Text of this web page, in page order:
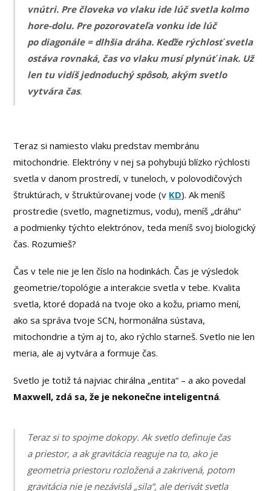
vnútri. Pre človeka vo vlaku ide lúč svetla kolmo
hore-dolu. Pre pozorovateľa vonku ide lúč
po diagonále = dlhšia dráha. Keďže rýchlosť svetla
ostáva rovnaká, čas vo vlaku musí plynúť inak. Už
len tu vidíš jednoduchý spôsob, akým svetlo
vytvára čas.
Teraz si namiesto vlaku predstav membránu
mitochondrie. Elektróny v nej sa pohybujú blízko rýchlosti
svetla v danom prostredí, v tuneloch, v polovodičových
štruktúrach, v štruktúrovanej vode (v KD). Ak meníš
prostredie (svetlo, magnetizmus, vodu), meníš „dráhu“
a podmienky týchto elektrónov, teda meníš svoj biologický
čas. Rozumieš?
Čas v tele nie je len číslo na hodinkách. Čas je výsledok
geometrie/topológie a interakcie svetla v tebe. Kvalita
svetla, ktoré dopadá na tvoje oko a kožu, priamo mení,
ako sa správa tvoje SCN, hormonálna sústava,
mitochondrie a tým aj to, ako rýchlo starneš. Svetlo nie len
meria, ale aj vytvára a formuje čas.
Svetlo je totiž tá najviac chirálna „entita“ – a ako povedal
Maxwell, zdá sa, že je nekonečne inteligentná.
Teraz si to spojme dokopy. Ak svetlo definuje čas
a priestor, a ak gravitácia reaguje na to, ako je
geometria priestoru rozložená a zakrivená, potom
gravitácia nie je nezávislá „sila“, ale derivát svetla